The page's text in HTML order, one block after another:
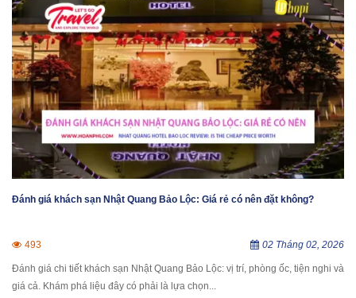
Đánh giá khách sạn Nhật Quang Bảo Lộc: Giá rẻ có nên đặt không?
493 02 Tháng 02, 2026
Đánh giá chi tiết khách sạn Nhật Quang Bảo Lộc: vị trí, phòng ốc, tiện nghi và
giá cả. Khám phá liệu đây có phải là lựa chọn...